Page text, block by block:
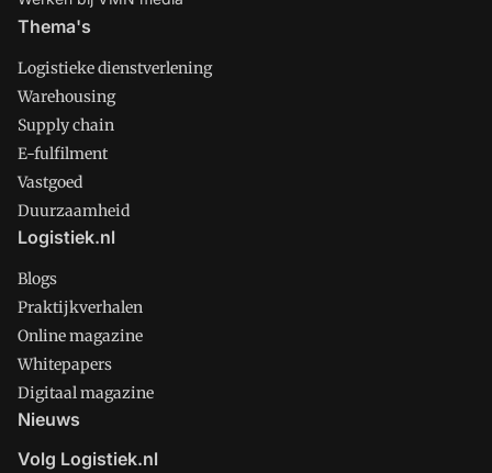
Thema's
Logistieke dienstverlening
Warehousing
Supply chain
E-fulfilment
Vastgoed
Duurzaamheid
Logistiek.nl
Blogs
Praktijkverhalen
Online magazine
Whitepapers
Digitaal magazine
Nieuws
Volg Logistiek.nl